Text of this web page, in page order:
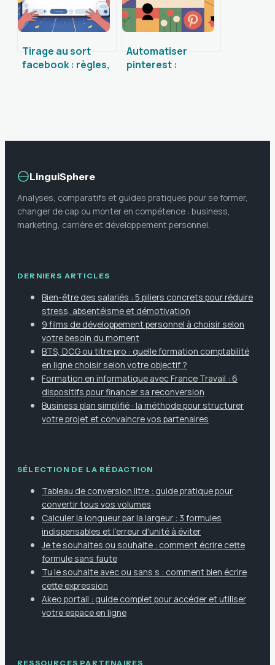
Tirage au sort
facebook : règles,
Automatiser
pinterest :
LinguiSphere
Analyses, comparatifs et guides pratiques pour se former,
changer de cap ou monter en compétence : business,
marketing, carrière et développement personnel.
DERNIERS ARTICLES
Bien-être des salariés : 5 piliers concrets pour réduire
stress, absentéisme et démotivation
9 films de développement personnel à choisir selon
votre besoin du moment
BTS, DCG ou titre pro : quelle formation comptabilité
en ligne choisir selon votre objectif ?
Formation en informatique avec France Travail : 6
dispositifs pour financer sa reconversion
Business plan simplifié : la méthode pour structurer
votre projet et convaincre vos partenaires
SÉLECTION DE LA RÉDACTION
Tableau de conversion litre : guide pratique pour
convertir tous vos volumes
Calculer la longueur par la largeur : 3 formules
indispensables et l'erreur d'unité à éviter
Je te souhaites ou souhaite : comment écrire cette
formule sans faute
Tu le souhaite avec ou sans s : comment bien écrire
cette expression
Akeo portail : guide complet pour accéder et utiliser
votre espace en ligne
RESSOURCES PARTENAIRES